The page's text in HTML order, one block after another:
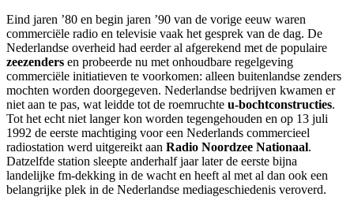
Eind jaren ’80 en begin jaren ’90 van de vorige eeuw waren
commerciële radio en televisie vaak het gesprek van de dag. De
Nederlandse overheid had eerder al afgerekend met de populaire
zeezenders en probeerde nu met onhoudbare regelgeving
commerciële initiatieven te voorkomen: alleen buitenlandse zenders
mochten worden doorgegeven. Nederlandse bedrijven kwamen er
niet aan te pas, wat leidde tot de roemruchte u-bochtconstructies.
Tot het echt niet langer kon worden tegengehouden en op 13 juli
1992 de eerste machtiging voor een Nederlands commercieel
radiostation werd uitgereikt aan Radio Noordzee Nationaal.
Datzelfde station sleepte anderhalf jaar later de eerste bijna
landelijke fm-dekking in de wacht en heeft al met al dan ook een
belangrijke plek in de Nederlandse mediageschiedenis veroverd.